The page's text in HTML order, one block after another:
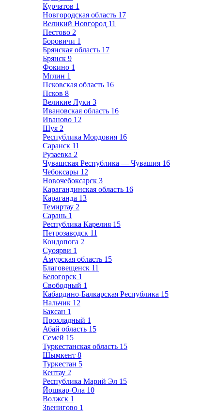
Курчатов 1
Новгородская область 17
Великий Новгород 11
Пестово 2
Боровичи 1
Брянская область 17
Брянск 9
Фокино 1
Мглин 1
Псковская область 16
Псков 8
Великие Луки 3
Ивановская область 16
Иваново 12
Шуя 2
Республика Мордовия 16
Саранск 11
Рузаевка 2
Чувашская Республика — Чувашия 16
Чебоксары 12
Новочебоксарск 3
Карагандинская область 16
Караганда 13
Темиртау 2
Сарань 1
Республика Карелия 15
Петрозаводск 11
Кондопога 2
Суоярви 1
Амурская область 15
Благовещенск 11
Белогорск 1
Свободный 1
Кабардино-Балкарская Республика 15
Нальчик 12
Баксан 1
Прохладный 1
Абай область 15
Семей 15
Туркестанская область 15
Шымкент 8
Туркестан 5
Кентау 2
Республика Марий Эл 15
Йошкар-Ола 10
Волжск 1
Звенигово 1